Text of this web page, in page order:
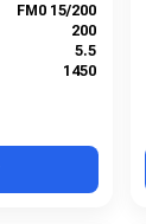
FM0 15/200
200
5.5
1450